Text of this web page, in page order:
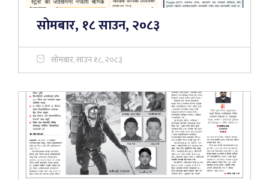
सोमबार, १८ साउन, २०८३
सोमबार, साउन १८, २०८३